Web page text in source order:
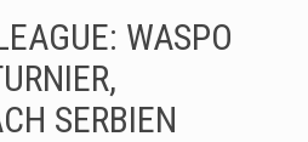
WASPO
SERBIEN